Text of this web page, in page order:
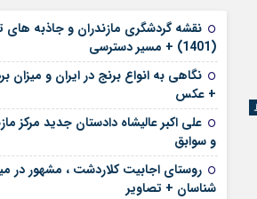
آپارات
رمز عبور
مرا به خاطر بسپار
نقشه گردشگری مازندران و جاذبه های
(1401) + مسیر دسترسی
نگاهی به انواع برنج در ایران و میزان
+ عکس
علی‌ اکبر عالیشاه دادستان جدید مرکز
و سوابق
روستای اجابیت کلاردشت ، مشهور در
شناسان + تصاویر